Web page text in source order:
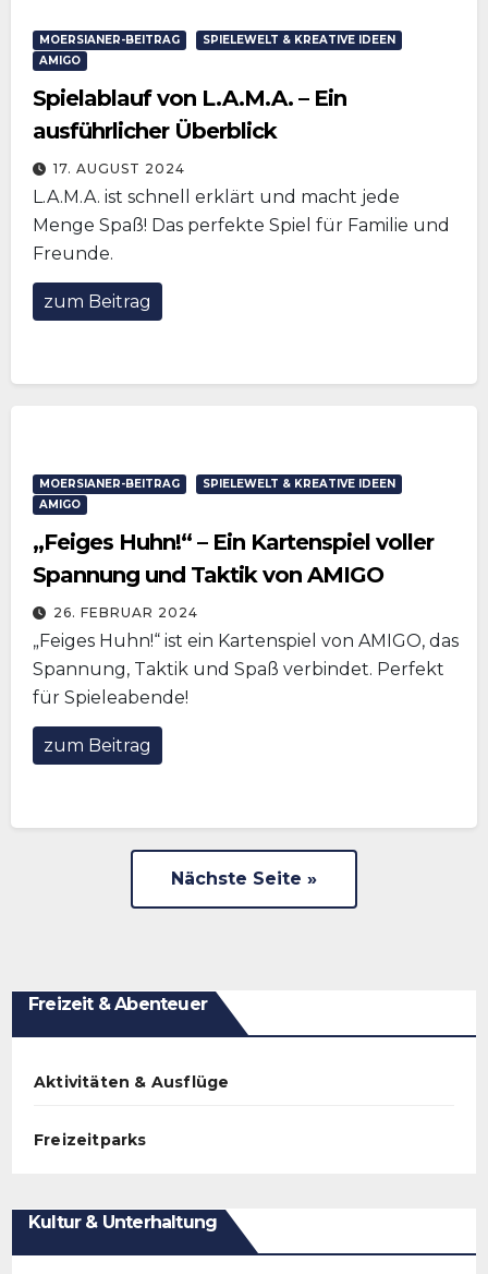
MOERSIANER-BEITRAG
SPIELEWELT & KREATIVE IDEEN
AMIGO
Spielablauf von L.A.M.A. – Ein
ausführlicher Überblick
17. AUGUST 2024
L.A.M.A. ist schnell erklärt und macht jede
Menge Spaß! Das perfekte Spiel für Familie und
Freunde.
zum Beitrag
MOERSIANER-BEITRAG
SPIELEWELT & KREATIVE IDEEN
AMIGO
„Feiges Huhn!“ – Ein Kartenspiel voller
Spannung und Taktik von AMIGO
26. FEBRUAR 2024
„Feiges Huhn!“ ist ein Kartenspiel von AMIGO, das
Spannung, Taktik und Spaß verbindet. Perfekt
für Spieleabende!
zum Beitrag
Nächste Seite »
Freizeit & Abenteuer
Aktivitäten & Ausflüge
Freizeitparks
Kultur & Unterhaltung